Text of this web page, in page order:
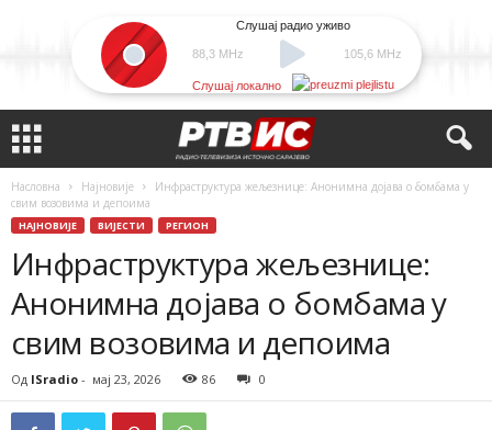
88,3 MHz
Слушај радио уживо
105,6 MHz
Слушај локално
Насловна Најновије
Инфраструктура жељезнице: Анонимна дојава о бомбама у
свим возовима и депоима
НАЈНОВИЈЕ ВИЈЕСТИ РЕГИОН
Инфраструктура жељезнице:
Анонимна дојава о бомбама у
свим возовима и депоима
Од ISradio - мај 23, 2026 86 0